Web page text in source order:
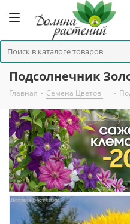
Подсолнечник
Главная - Семена Цветов -